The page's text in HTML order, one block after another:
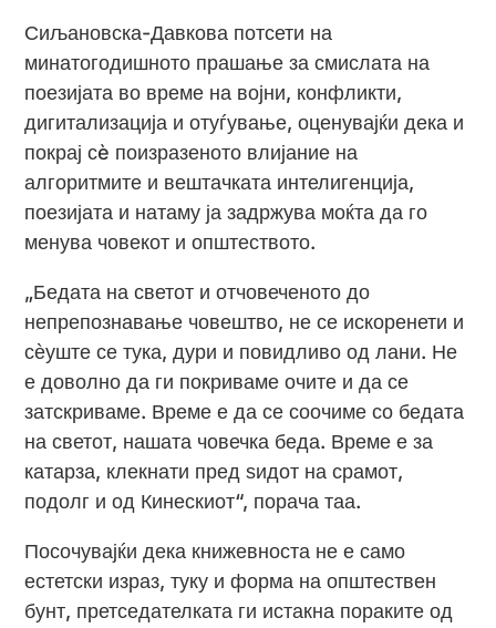
Сиљановска-Давкова потсети на
минатогодишното прашање за смислата на
поезијата во време на војни, конфликти,
дигитализација и отуѓување, оценувајќи дека и
покрај сè поизразеното влијание на
алгоритмите и вештачката интелигенција,
поезијата и натаму ја задржува моќта да го
менува човекот и општеството.
„Бедата на светот и отчовеченото до
непрепознавање човештво, не се искоренети и
сѐуште се тука, дури и повидливо од лани. Не
е доволно да ги покриваме очите и да се
затскриваме. Време е да се соочиме со бедата
на светот, нашата човечка беда. Време е за
катарза, клекнати пред ѕидот на срамот,
подолг и од Кинескиот“, порача таа.
Посочувајќи дека книжевноста не е само
естетски израз, туку и форма на општествен
бунт, претседателката ги истакна пораките од